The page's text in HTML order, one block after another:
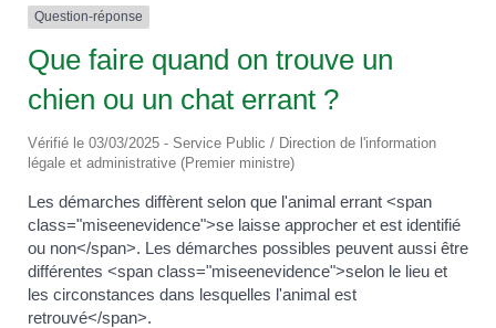
Question-réponse
Que faire quand on trouve un
chien ou un chat errant ?
Vérifié le 03/03/2025 - Service Public / Direction de l'information
légale et administrative (Premier ministre)
Les démarches diffèrent selon que l'animal errant <span
class="miseenevidence">se laisse approcher et est identifié
ou non</span>. Les démarches possibles peuvent aussi être
différentes <span class="miseenevidence">selon le lieu et
les circonstances dans lesquelles l'animal est
retrouvé</span>.